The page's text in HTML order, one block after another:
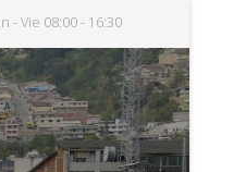
- Vie 08:00 - 16:30